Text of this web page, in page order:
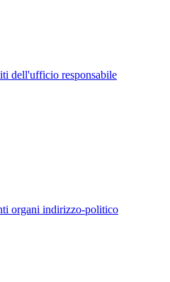
dell'ufficio responsabile
organi indirizzo-politico